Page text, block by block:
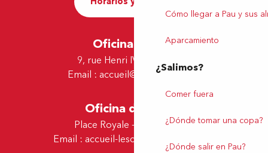
Cómo llegar a Pau y sus
Aparcamiento
¿Salimos?
Comer fuera
¿Dónde tomar una copa?
¿Dónde salir en Pau?
Oficina de Pau
9, rue Henri IV - 64000 Pau
Email : accueil@tourismepau.fr
Oficina de Lescar
Place Royale - 64230 Lescar
Email : accueil-lescar@tourismepau.fr